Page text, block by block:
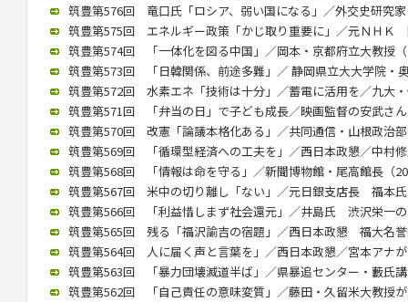
筑豊第576回 竜口氏「ロシア、弱い国になる」／外交史研究
筑豊第575回 エネルギー政策「かじ取り重要に」／元ＮＨＫ
筑豊第574回 「一体化を図る中国」／岡本・京都府立大教授
筑豊第573回 「日韓関係、前途多難」／ 静岡県立大大学院・
筑豊第572回 水素エネ「技術は十分」／蓄電に活用を／九大
筑豊第571回 「弁当の日」で子ども成長／映画監督の安武さ
筑豊第570回 改憲「論議本格化ある」／共同通信・山根政治
筑豊第569回 「循環型経済への工夫を」／西日本政懇／中村
筑豊第568回 「情報は命を守る」／新聞博物館・尾高館長（
筑豊第567回 米中の切り離し「ない」／元日銀支店長 福本
筑豊第566回 「利益惜しまず社会還元」／井島氏 渋沢栄一
筑豊第565回 残る「福沢諭吉の宿題」／西日本政懇 福大名
筑豊第564回 人に届く声と言葉を」／西日本政懇／宮本アナ
筑豊第563回 「暴力団壊滅道半ば」／県暴追センター・藪氏
筑豊第562回 「自己責任の意味変質」／藤田・久留米大教授